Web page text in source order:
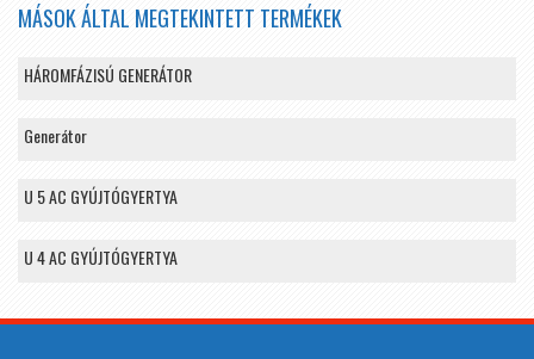
MÁSOK ÁLTAL MEGTEKINTETT TERMÉKEK
HÁROMFÁZISÚ GENERÁTOR
Generátor
U 5 AC GYÚJTÓGYERTYA
U 4 AC GYÚJTÓGYERTYA